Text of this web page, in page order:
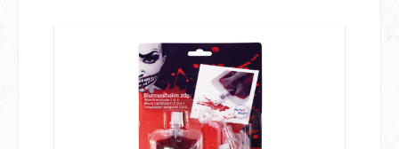
täuschend echte Blutspuren und Spezialeffekte
ganz einfach auftragen. Das enthaltene
Kunstblut überzeugt durch seine intensive Farbe
und sorgt für einen besonders authentischen
Look – ideal für Wunden, Narben oder
dramatische Make-up-Effekte. Dank der
Spritzenform kann das Blut gezielt dosiert und